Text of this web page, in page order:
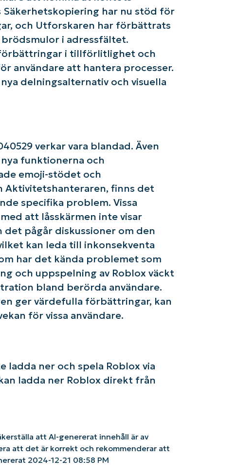
har nu stöd för
och Utforskaren har förbättrats
i adressfältet.
i tillförlitlighet och
användare att hantera processer.
delningsalternativ och visuella
verkar vara blandad. Även
funktionerna och
emoji-stödet och
Aktivitetshanteraren, finns det
specifika problem. Vissa
att låsskärmen inte visar
pågår diskussioner om den
kan leda till inkonsekventa
har det kända problemet som
och uppspelning av Roblox väckt
bland berörda användare.
ger värdefulla förbättringar, kan
för vissa användare.
ladda ner och spela Roblox via
ladda ner Roblox direkt från
att AI-genererat innehåll är av
att det är korrekt och rekommenderar att
2024-12-21 08:58 PM
igång med NinjaOne AI-drivna KB-analyser!
First
last
name*
Business
email*
number*
name*